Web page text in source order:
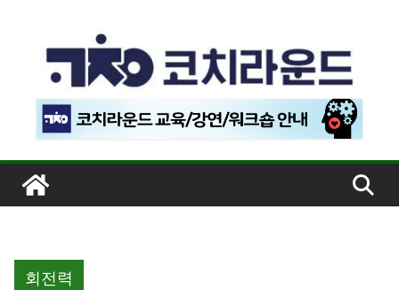
너
기
회전력